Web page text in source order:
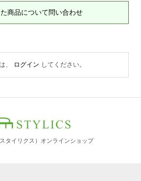
商品について問い合わせ
、 ログイン してください。
タイリクス）オンラインショップ